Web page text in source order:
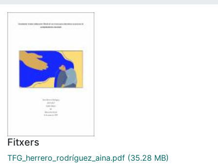
Fitxers
TFG_herrero_rodríguez_aina.pdf (35.28 MB)